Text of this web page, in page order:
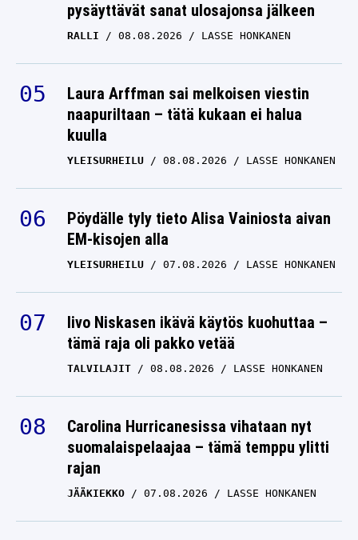
pysäyttävät sanat ulosajonsa jälkeen
RALLI 08.08.2026 LASSE HONKANEN
Laura Arffman sai melkoisen viestin
naapuriltaan – tätä kukaan ei halua
kuulla
YLEISURHEILU 08.08.2026 LASSE HONKANEN
Pöydälle tyly tieto Alisa Vainiosta aivan
EM-kisojen alla
YLEISURHEILU 07.08.2026 LASSE HONKANEN
Iivo Niskasen ikävä käytös kuohuttaa –
tämä raja oli pakko vetää
TALVILAJIT 08.08.2026 LASSE HONKANEN
Carolina Hurricanesissa vihataan nyt
suomalaispelaajaa – tämä temppu ylitti
rajan
JÄÄKIEKKO 07.08.2026 LASSE HONKANEN